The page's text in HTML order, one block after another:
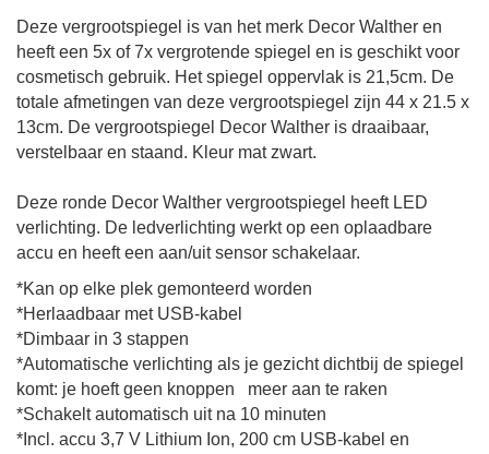
Deze vergrootspiegel is van het merk Decor Walther en
heeft een 5x of 7x vergrotende spiegel en is geschikt voor
cosmetisch gebruik. Het spiegel oppervlak is 21,5cm. De
totale afmetingen van deze vergrootspiegel zijn 44 x 21.5 x
13cm. De vergrootspiegel Decor Walther is draaibaar,
verstelbaar en staand. Kleur mat zwart.
Deze ronde Decor Walther vergrootspiegel heeft LED
verlichting. De ledverlichting werkt op een oplaadbare
accu en heeft een aan/uit sensor schakelaar.
*Kan op elke plek gemonteerd worden
*Herlaadbaar met USB-kabel
*Dimbaar in 3 stappen
*Automatische verlichting als je gezicht dichtbij de spiegel
komt: je hoeft geen knoppen meer aan te raken
*Schakelt automatisch uit na 10 minuten
*Incl. accu 3,7 V Lithium Ion, 200 cm USB-kabel en